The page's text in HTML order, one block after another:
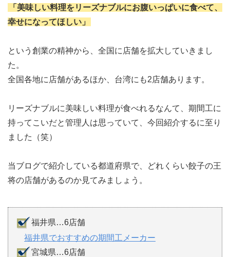
「美味しい料理をリーズナブルにお腹いっぱいに食べて、
幸せになってほしい」
という創業の精神から、全国に店舗を拡大していきまし
た。
全国各地に店舗があるほか、台湾にも2店舗あります。
リーズナブルに美味しい料理が食べれるなんて、期間工に
持ってこいだと管理人は思っていて、今回紹介するに至り
ました（笑）
当ブログで紹介している都道府県で、どれくらい餃子の王
将の店舗があるのか見てみましょう。
福井県…6店舗
福井県でおすすめの期間工メーカー
宮城県…6店舗